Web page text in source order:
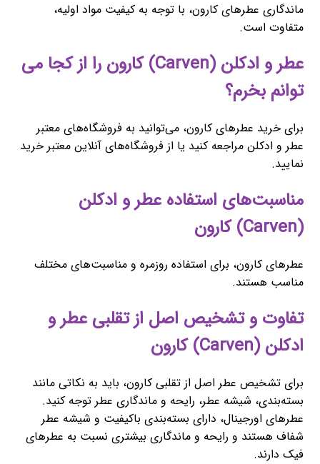
ماندگاری عطرهای کارون، با توجه به کیفیت مواد اولیه،
متفاوت است.
عطر و ادکلن (Carven) کارون را از کجا می
توانم بخرم؟
برای خرید عطرهای کارون، می‌توانید به فروشگاه‌های معتبر
عطر و ادکلن مراجعه کنید یا از فروشگاه‌های آنلاین معتبر خرید
نمایید.
مناسبت‌های استفاده عطر و ادکلن
(Carven) کارون
عطرهای کارون، برای استفاده روزمره و مناسبت‌های مختلف
مناسب هستند.
تفاوت و تشخیص اصل از تقلبی عطر و
ادکلن (Carven) کارون
برای تشخیص عطر اصل از تقلبی کارون، باید به نکاتی مانند
بسته‌بندی، شیشه عطر، رایحه و ماندگاری عطر توجه کنید.
عطرهای اورجینال، دارای بسته‌بندی باکیفیت و شیشه عطر
شفاف هستند و رایحه و ماندگاری بیشتری نسبت به عطرهای
فیک دارند.